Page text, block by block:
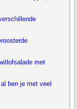
met
ben je met veel